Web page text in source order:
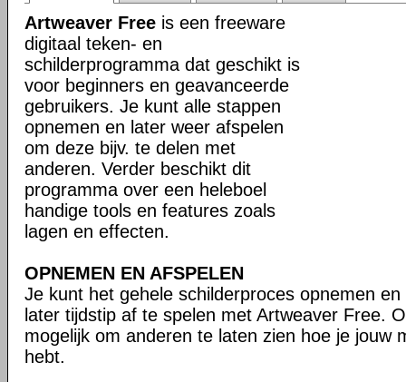
Artweaver Free is een freeware
digitaal teken- en
schilderprogramma dat geschikt is
voor beginners en geavanceerde
gebruikers. Je kunt alle stappen
opnemen en later weer afspelen
om deze bijv. te delen met
anderen. Verder beschikt dit
programma over een heleboel
handige tools en features zoals
lagen en effecten.
OPNEMEN EN AFSPELEN
Je kunt het gehele schilderproces opnemen
later tijdstip af te spelen met Artweaver Free.
mogelijk om anderen te laten zien hoe je jouw
hebt.